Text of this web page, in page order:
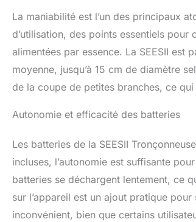
La maniabilité est l’un des principaux
d’utilisation, des points essentiels
alimentées par essence. La SEESII est
moyenne, jusqu’à 15 cm de diamètre
de la coupe de petites branches, ce
Autonomie et efficacité des batteries
Les batteries de la SEESII
incluses, l’autonomie est suffisante
batteries se déchargent lentement, ce
sur l’appareil est un ajout pratique
inconvénient, bien que certains